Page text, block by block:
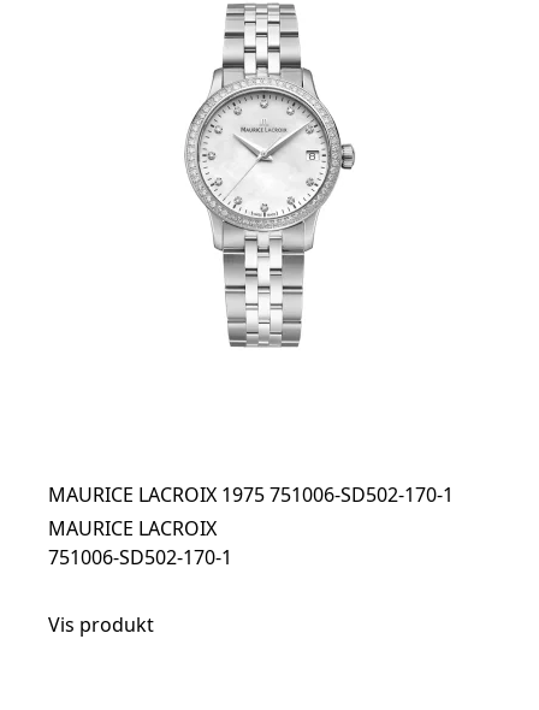
MAURICE LACROIX 1975 751006-SD502-170-1
MAURICE LACROIX
751006-SD502-170-1
Vis produkt